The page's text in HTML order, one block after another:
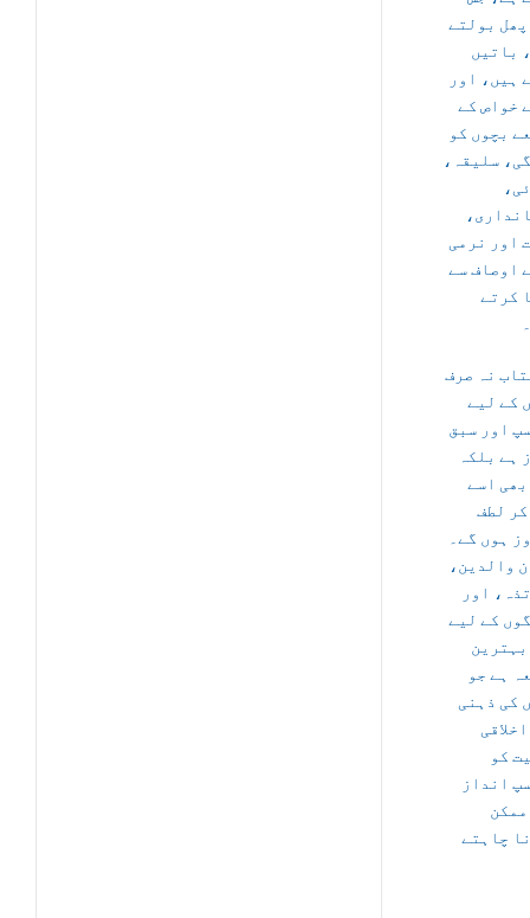
بولتے
باتیں
ہیں، اور
خواص کے
بچوں کو
سلیقہ،
اور نرمی
اوصاف سے
کرتے
نہ صرف
کے لیے
اور سبق
ہے بلکہ
اسے
لطف
ہوں گے۔
والدین،
اور
کے لیے
ہے جو
کی ذہنی
کو
انداز
چاہتے